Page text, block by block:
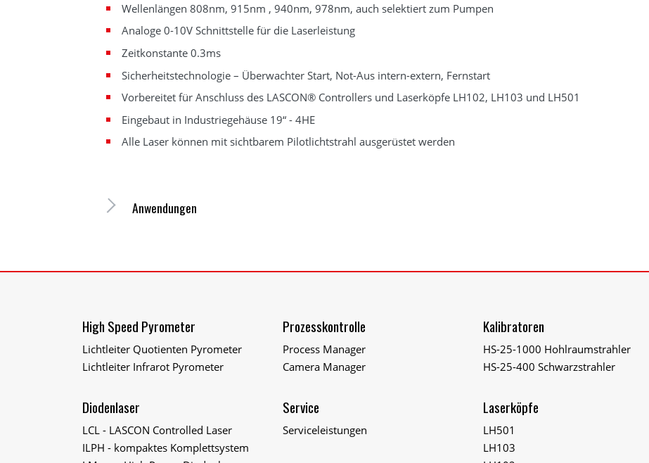
Wellenlängen 808nm, 915nm , 940nm, 978nm, auch selektiert zum Pumpen
Analoge 0-10V Schnittstelle für die Laserleistung
Zeitkonstante 0.3ms
Sicherheitstechnologie – Überwachter Start, Not-Aus intern-extern, Fernstart
Vorbereitet für Anschluss des LASCON® Controllers und Laserköpfe LH102, LH103 und LH501
Eingebaut in Industriegehäuse 19“ - 4HE
Alle Laser können mit sichtbarem Pilotlichtstrahl ausgerüstet werden
Anwendungen
High Speed Pyrometer
Lichtleiter Quotienten Pyrometer
Lichtleiter Infrarot Pyrometer
Diodenlaser
LCL - LASCON Controlled Laser
ILPH - kompaktes Komplettsystem
Prozesskontrolle
Process Manager
Camera Manager
Service
Serviceleistungen
Kalibratoren
HS-25-1000 Hohlraumstrahler
HS-25-400 Schwarzstrahler
Laserköpfe
LH501
LH103